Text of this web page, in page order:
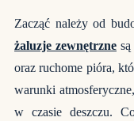
Zacząć należy od
żaluzje zewnętrzne
oraz ruchome pióra,
warunki
w czasie deszczu.